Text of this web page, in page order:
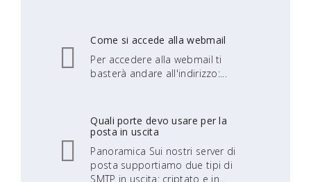
Come si accede alla webmail
Per accedere alla webmail ti
basterà andare all'indirizzo:...
Quali porte devo usare per la
posta in uscita
Panoramica Sui nostri server di
posta supportiamo due tipi di
SMTP in uscita: criptato e in...